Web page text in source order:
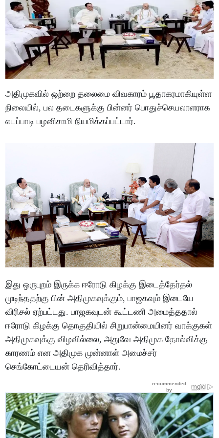
அதிமுகவில் ஒற்றை தலைமை விவகாரம் பூதாகரமாகியுள்ள
நிலையில், பல தடைகளுக்கு பின்னர் பொதுச்செயலாளராக
எடப்பாடி பழனிசாமி நியமிக்கப்பட்டார்.
இது ஒருபுறம் இருக்க ஈரோடு கிழக்கு இடைத்தேர்தல்
முடிந்ததற்கு பின் அதிமுகவுக்கும், பாஜகவும் இடையே
விரிசல் ஏற்பட்டது. பாஜகவுடன் கூட்டணி அமைத்ததால்
ஈரோடு கிழக்கு தொகுதியில் சிறுபான்மையினர் வாக்குகள்
அதிமுகவுக்கு விழவில்லை, அதுவே அதிமுக தோல்விக்கு
காரணம் என அதிமுக முன்னாள் அமைச்சர்
செங்கோட்டையன் தெரிவித்தார்.